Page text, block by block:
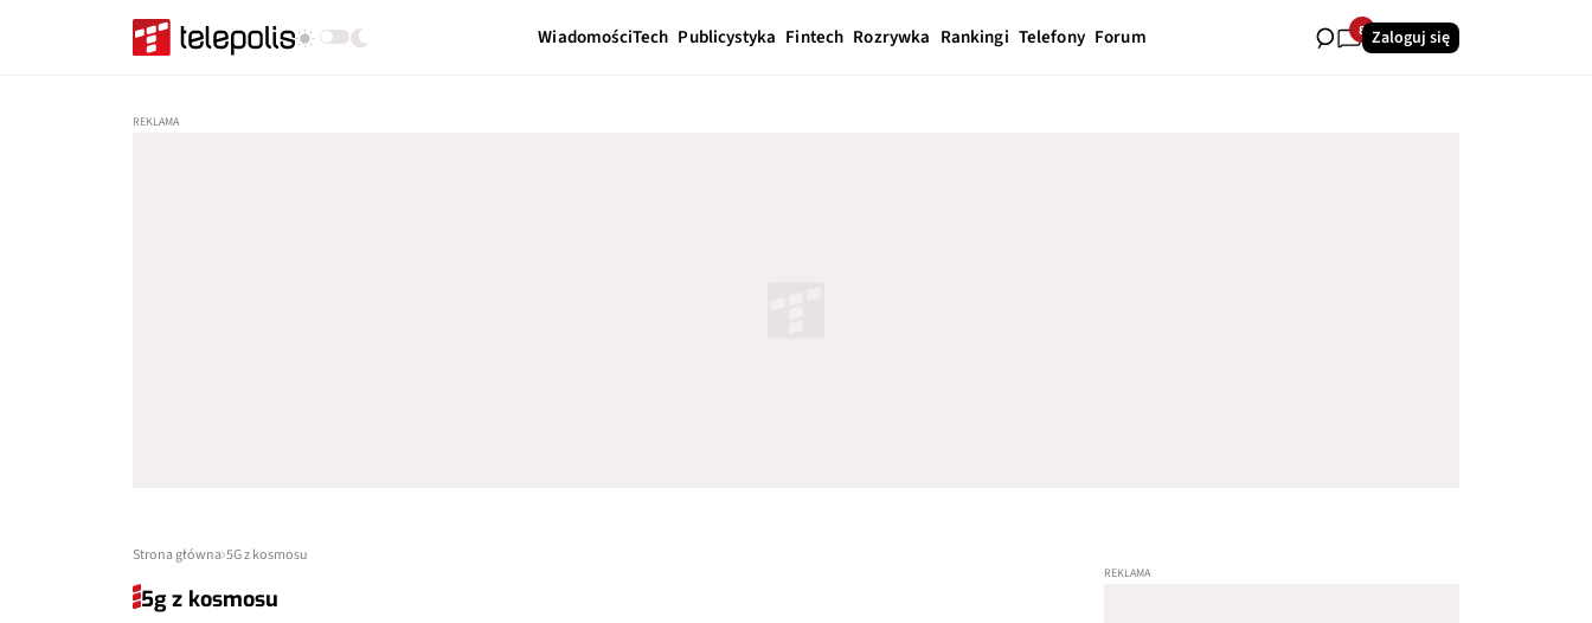
WiadomościTech Publicystyka Fintech Rozrywka Rankingi Telefony Forum 8 Zaloguj się
Strona główna 5G z kosmosu
5g z kosmosu